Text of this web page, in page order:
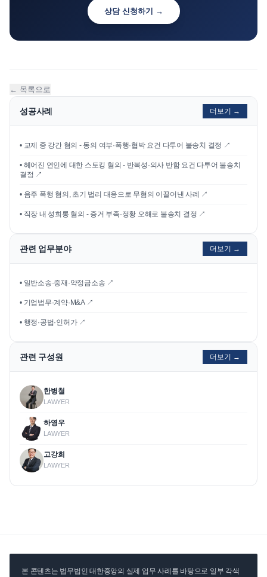
상담 신청하기 →
← 목록으로
성공사례 더보기 →
• 교제 중 강간 혐의 - 동의 여부·폭행·협박 요건 다투어 불송치 결정 ↗
• 헤어진 연인에 대한 스토킹 혐의 - 반복성·의사 반함 요건 다투어 불송치
결정 ↗
• 음주 폭행 혐의, 초기 법리 대응으로 무혐의 이끌어낸 사례 ↗
• 직장 내 성희롱 혐의 - 증거 부족·정황 오해로 불송치 결정 ↗
관련 업무분야 더보기 →
• 일반소송·중재·약정금소송 ↗
• 기업법무·계약·M&A ↗
• 행정·공법·인허가 ↗
관련 구성원 더보기 →
한병철
LAWYER
하영우
LAWYER
고강희
LAWYER
본 콘텐츠는 법무법인 대한중앙의 실제 업무 사례를 바탕으로 일부 각색